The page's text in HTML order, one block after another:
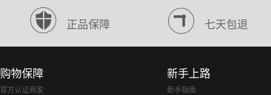
正品保障 七天包退
购物保障
官方认证商家
新手上路
新手指南